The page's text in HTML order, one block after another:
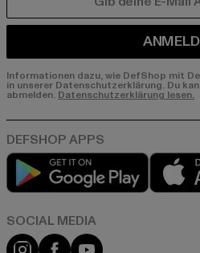
Informationen dazu, wie DefShop mit
in unserer Datenschutzerklärung. Du
abmelden.Datenschutzerklärung lesen.
Play
Instagram
FacebookYouTube